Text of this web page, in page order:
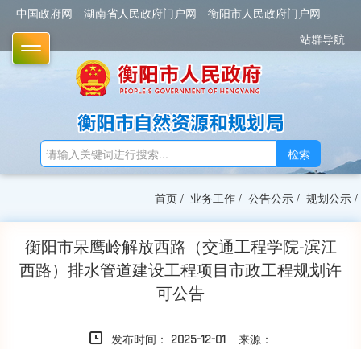
中国政府网 湖南省人民政府门户网
衡阳市人民政府门户网
站群导航
TOGGLE
检索
首页 / 业务工作 / 公告公示 / 规划公示 /
衡阳市呆鹰岭解放西路（交通工程学院-滨江
西路）排水管道建设工程项目市政工程规划许
可公告
发布时间： 2025-12-01 来源：